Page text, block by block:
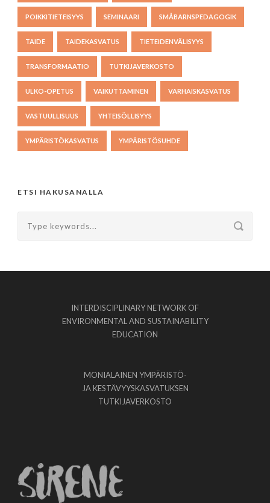
POIKKITIETEISYYS SEMINAARI SMÅBARNSPEDAGOGIK
TAIDE TAIDEKASVATUS TIETEIDENVÄLISYYS
TRANSFORMAATIO TUTKIJAVERKOSTO
ULKO-OPETUS VAIKUTTAMINEN VARHAISKASVATUS
VASTUULLISUUS YHTEISÖLLISYYS
YMPÄRISTÖKASVATUS YMPÄRISTÖSUHDE
ETSI HAKUSANALLA
INTERDISCIPLINARY NETWORK OF
ENVIRONMENTAL AND SUSTAINABILITY
EDUCATION
MONIALAINEN YMPÄRISTÖ-
JA KESTÄVYYSKASVATUKSEN
TUTKIJAVERKOSTO